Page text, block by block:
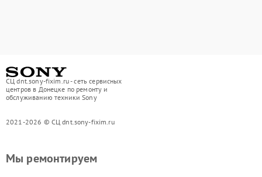
СЦ dnt.sony-fixim.ru - сеть сервисных
центров в Донецке по ремонту и
обслуживанию техники Sony
2021-2026 © СЦ dnt.sony-fixim.ru
Мы ремонтируем